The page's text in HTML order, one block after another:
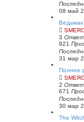
08 май
3
921
31 мар
Полное
2
671
30 мар
The